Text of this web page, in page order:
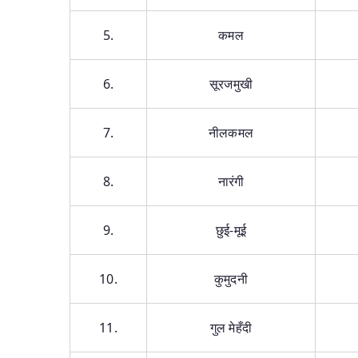
5. कमल
6. सूरजमुखी
7. नीलकमल
8. नारंगी
9. छुई-मूई
10. कुमुदनी
11. गुल मेहँदी